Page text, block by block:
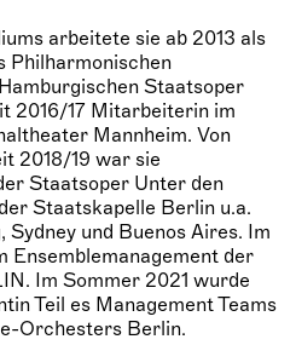
arbeitete sie ab 2013 als
Philharmonischen
Staatsoper
2016/17 Mitarbeiterin im
Mannheim. Von
2018/19 war sie
Staatsoper Unter den
Staatskapelle Berlin u.a.
Sydney und Buenos Aires. Im
Ensemblemanagement der
Im Sommer 2021 wurde
Teil es Management Teams
Orchesters Berlin.